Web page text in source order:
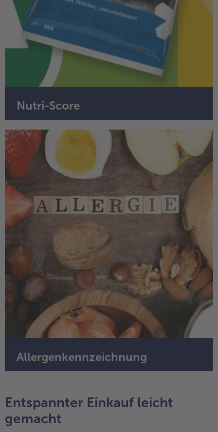
Nutri-Score
Allergenkennzeichnung
Entspannter Einkauf leicht
gemacht